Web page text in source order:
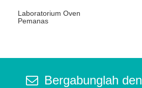
Laboratorium Oven
Pemanas
Bergabunglah